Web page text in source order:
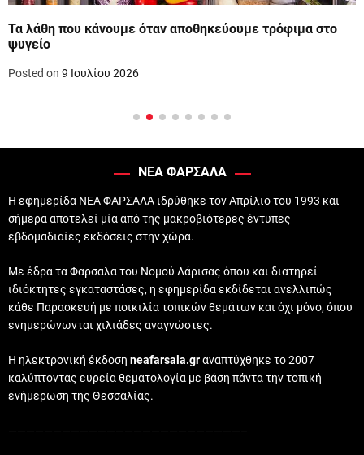
Τα λάθη που κάνουμε όταν αποθηκεύουμε τρόφιμα στο
ψυγείο
Posted on 9 Ιουλίου 2026
ΝΕΑ ΦΑΡΣΑΛΑ
Η εφημερίδα ΝΕΑ ΦΑΡΣΑΛΑ ιδρύθηκε τον Απρίλιο του 1993 και
σήμερα αποτελεί μία από της μακροβιότερες έντυπες
εβδομαδιαίες εκδόσεις στην χώρα.
Με έδρα τα Φαρσαλα του Νομού Λάρισας όπου και διατηρεί
ιδιόκτητες εγκαταστάσες, η εφημερίδα εκδίδεται ανελλιπώς
κάθε Παρασκευή με ποικιλία τοπικών θεμάτων και όχι μόνο, όπου
ενημερώνωνται χιλιάδες αναγνώστες.
Η ηλεκτρονική έκδοση neafarsala.grαναπτύχθηκε το 2007
καλύπτοντας ευρεία θεματολογία με βάση πάντα την τοπική
ενήμερωση της Θεσσαλίας.
——————————————————————————–